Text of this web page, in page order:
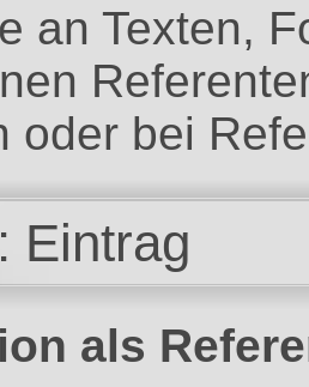
an Texten,
oder bei
Eintrag
als